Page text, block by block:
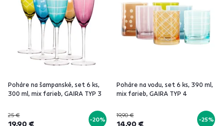
Poháre na šampanské, set 6 ks,
300 ml, mix farieb, GAIRA TYP 3
25 €
19,90 € -20%
Poháre na vodu, set 6 ks, 390 ml,
mix farieb, GAIRA TYP 4
19,90 €
14,90 € -25%